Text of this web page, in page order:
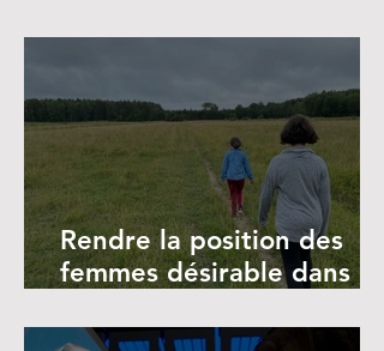
Rendre la position des
femmes désirable dans le